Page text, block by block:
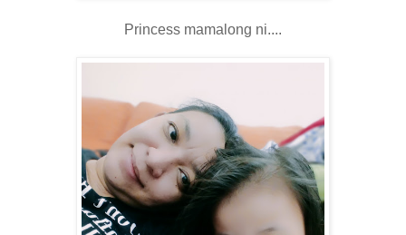
Princess mamalong ni....